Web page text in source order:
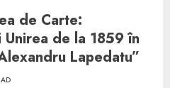
de Carte:
Unirea de la 1859 în
Lapedatu”